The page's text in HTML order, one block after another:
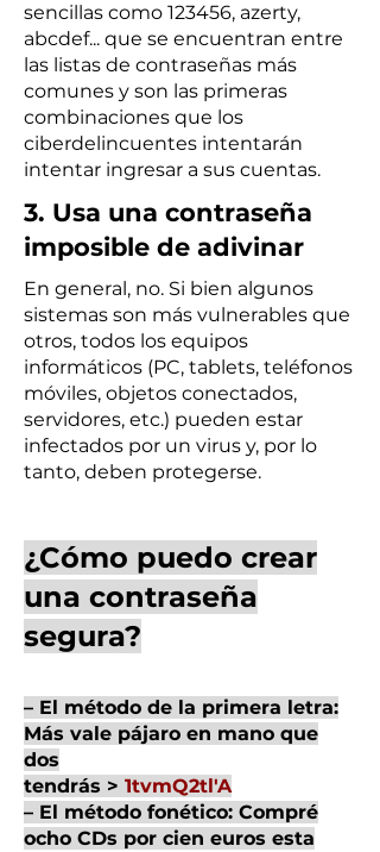
sencillas como 123456, azerty,
abcdef... que se encuentran entre
las listas de contraseñas más
comunes y son las primeras
combinaciones que los
ciberdelincuentes intentarán
intentar ingresar a sus cuentas.
3. Usa una contraseña
imposible de adivinar
En general, no. Si bien algunos
sistemas son más vulnerables que
otros, todos los equipos
informáticos (PC, tablets, teléfonos
móviles, objetos conectados,
servidores, etc.) pueden estar
infectados por un virus y, por lo
tanto, deben protegerse.
¿Cómo puedo crear
una contraseña
segura?
– El método de la primera letra:
Más vale pájaro en mano que
dos
tendrás > 1tvmQ2tl'A
– El método fonético: Compré
ocho CDs por cien euros esta